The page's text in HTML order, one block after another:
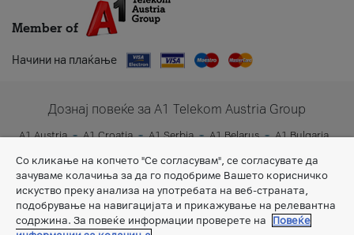
Member of
Начини на плаќање
Дознај повеќе за A1 Telekom Austria Group
A1 Austria A1 Croatia A1 Serbia A1 Belarus
A1 Bulgaria
Со кликање на копчето "Се согласувам", се согласувате да
зачуваме колачиња за да го подобриме Вашето корисничко
искуство преку анализа на употребата на веб-страната,
подобрување на навигацијата и прикажување на релевантна
содржина. За повеќе информации проверете на
Повеќе